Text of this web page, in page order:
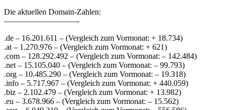
Die aktuellen Domain-Zahlen:
—————————-
.de – 16.201.611 – (Vergleich zum Vormonat: + 18.734)
.at – 1.270.976 – (Vergleich zum Vormonat: + 621)
.com – 128.292.492 – (Vergleich zum Vormonat: – 142.484)
.net – 15.105.040 – (Vergleich zum Vormonat: – 99.793)
.org – 10.485.290 – (Vergleich zum Vormonat: – 19.318)
.info – 5.717.967 – (Vergleich zum Vormonat: + 440.059)
.biz – 2.102.479 – (Vergleich zum Vormonat: + 13.982)
.eu – 3.678.966 – (Vergleich zum Vormonat: – 15.562)